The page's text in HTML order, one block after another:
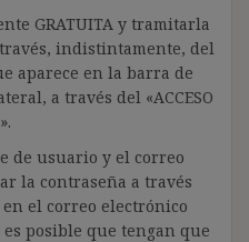
GRATUITA y tramitarla
indistintamente, del
aparece en la barra de
a través del «ACCESO
de usuario y el correo
la contraseña a través
el correo electrónico
posible que tengan que